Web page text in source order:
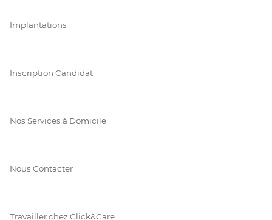
Implantations
Inscription Candidat
Nos Services à Domicile
Nous Contacter
Travailler chez Click&Care